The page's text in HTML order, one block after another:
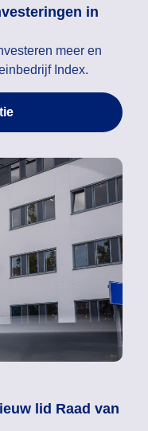
in
meer en
Index.
lid Raad van